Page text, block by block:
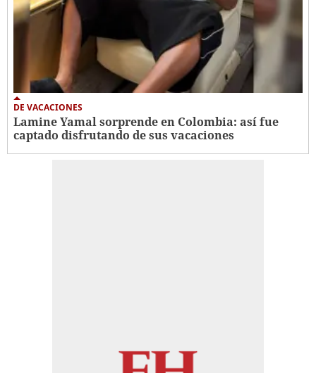
DE VACACIONES
Lamine Yamal sorprende en Colombia: así fue
captado disfrutando de sus vacaciones